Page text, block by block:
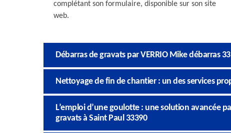
complétant son formulaire, disponible sur son site
web.
Débarras de gravats par VERRIO Mike débarras 33
Nettoyage de fin de chantier : un des services
L’emploi d’une goulotte : une solution avancée
gravats à Saint Paul 33390